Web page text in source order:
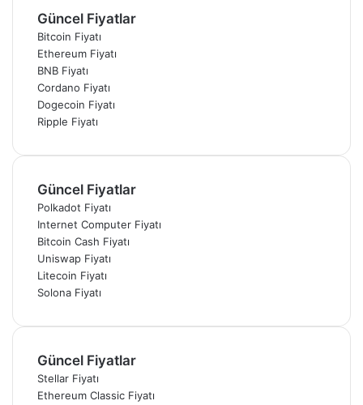
Güncel Fiyatlar
Bitcoin Fiyatı
Ethereum Fiyatı
BNB Fiyatı
Cordano Fiyatı
Dogecoin Fiyatı
Ripple Fiyatı
Güncel Fiyatlar
Polkadot Fiyatı
Internet Computer Fiyatı
Bitcoin Cash Fiyatı
Uniswap Fiyatı
Litecoin Fiyatı
Solona Fiyatı
Güncel Fiyatlar
Stellar Fiyatı
Ethereum Classic Fiyatı